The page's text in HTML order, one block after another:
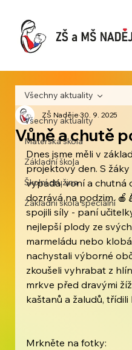
Všechny aktuality
Mateřská škola
Základní škola
Školní družina
Základní škola speciální
Všechny aktuality
Vůně a chutě
ZŠ Naděje30. 9. 2025
Dnes jsme měli v
projektový den. S žáky
vypadá, voní a chutná
dozrává na podzim.
spojili síly - paní
nejlepší plody ze
marmeládu nebo
nachystali výborné
zkoušeli vyhrabat z
mrkve před dravými
kaštanů a žaludů,
Mrkněte na fotky: